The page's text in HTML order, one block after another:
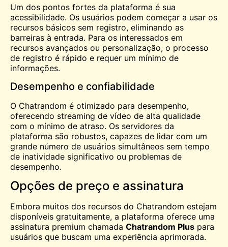
Um dos pontos fortes da plataforma é sua
acessibilidade. Os usuários podem começar a usar os
recursos básicos sem registro, eliminando as
barreiras à entrada. Para os interessados em
recursos avançados ou personalização, o processo
de registro é rápido e requer um mínimo de
informações.
Desempenho e confiabilidade
O Chatrandom é otimizado para desempenho,
oferecendo streaming de vídeo de alta qualidade
com o mínimo de atraso. Os servidores da
plataforma são robustos, capazes de lidar com um
grande número de usuários simultâneos sem tempo
de inatividade significativo ou problemas de
desempenho.
Opções de preço e assinatura
Embora muitos dos recursos do Chatrandom estejam
disponíveis gratuitamente, a plataforma oferece uma
assinatura premium chamada Chatrandom Plus para
usuários que buscam uma experiência aprimorada.